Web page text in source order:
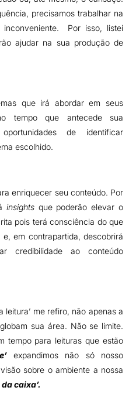
precisamos trabalhar na
Por isso, listei
ajudar na sua produção de
que irá abordar em seus
tempo que antecede sua
de identificar
escolhido.
enriquecer seu conteúdo. Por
insights que poderão elevar o
pois terá consciência do que
em contrapartida, descobrirá
credibilidade ao conteúdo
leitura’ me refiro, não apenas a
sua área. Não se limite.
tempo para leituras que estão
expandimos não só nosso
sobre o ambiente a nossa
caixa’.